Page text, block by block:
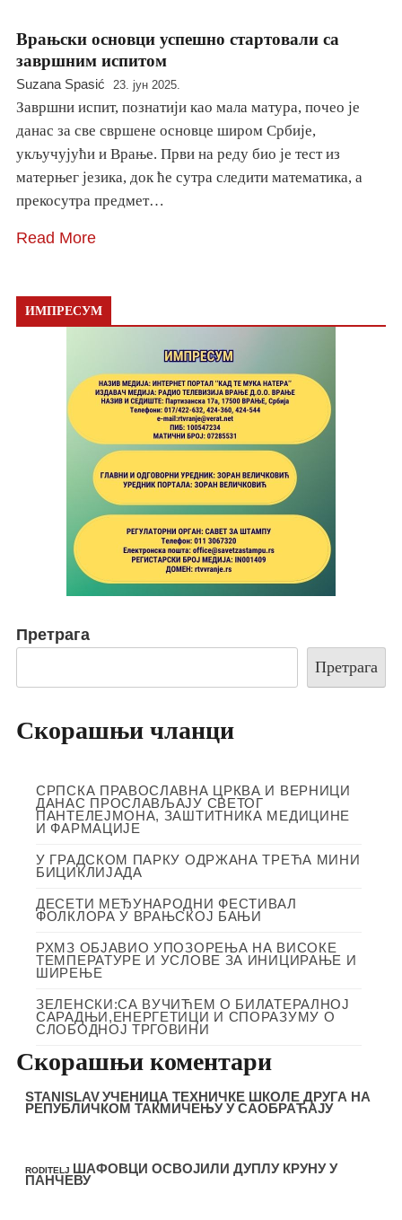
Врањски основци успешно стартовали са
завршним испитом
Suzana Spasić 23. јун 2025.
Завршни испит, познатији као мала матура, почео је
данас за све свршене основце широм Србије,
укључујући и Врање. Први на реду био је тест из
матерњег језика, док ће сутра следити математика, а
прекосутра предмет…
Read More
ИМПРЕСУМ
Претрага
Претрага
Скорашњи чланци
СРПСКА ПРАВОСЛАВНА ЦРКВА И ВЕРНИЦИ
ДАНАС ПРОСЛАВЉАЈУ СВЕТОГ
ПАНТЕЛЕЈМОНА, ЗАШТИТНИКА МЕДИЦИНЕ
И ФАРМАЦИЈЕ
У ГРАДСКОМ ПАРКУ ОДРЖАНА ТРЕЋА МИНИ
БИЦИКЛИЈАДА
ДЕСЕТИ МЕЂУНАРОДНИ ФЕСТИВАЛ
ФОЛКЛОРА У ВРАЊСКОЈ БАЊИ
РХМЗ ОБЈАВИО УПОЗОРЕЊА НА ВИСОКЕ
ТЕМПЕРАТУРЕ И УСЛОВЕ ЗА ИНИЦИРАЊЕ И
ШИРЕЊЕ
ЗЕЛЕНСКИ:СА ВУЧИЋЕМ О БИЛАТЕРАЛНОЈ
САРАДЊИ,ЕНЕРГЕТИЦИ И СПОРАЗУМУ О
СЛОБОДНОЈ ТРГОВИНИ
Скорашњи коментари
STANISLAVУЧЕНИЦА ТЕХНИЧКЕ ШКОЛЕ ДРУГА НА
РЕПУБЛИЧКОМ ТАКМИЧЕЊУ У САОБРАЋАЈУ
RODITELJ ШАФОВЦИ ОСВОЈИЛИ ДУПЛУ КРУНУ У
ПАНЧЕВУ